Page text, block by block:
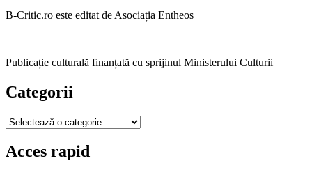
B-Critic.ro este editat de Asociația Entheos
Publicație culturală finanțată cu sprijinul Ministerului Culturii
Categorii
Categorii
Acces rapid